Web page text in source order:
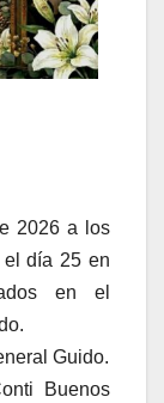
2026 a los
el día 25 en
en el
Guido.
Buenos